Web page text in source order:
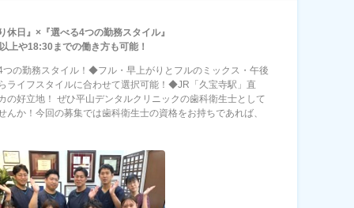
休日』×『選べる4つの勤務スタイル』
上や18:30までの働き方も可能！
の勤務スタイル！◆フル・早上がりとフルのミックス・午後
ライフスタイルに合わせて選択可能！◆JR「久宝寺駅」直
の好立地！ ぜひ平山デンタルクリニックの歯科衛生士として
んか！今回の募集では歯科衛生士の資格をお持ちであれば、